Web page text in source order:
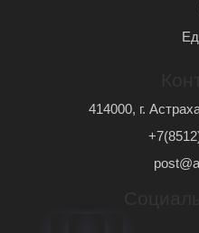
414000, г.